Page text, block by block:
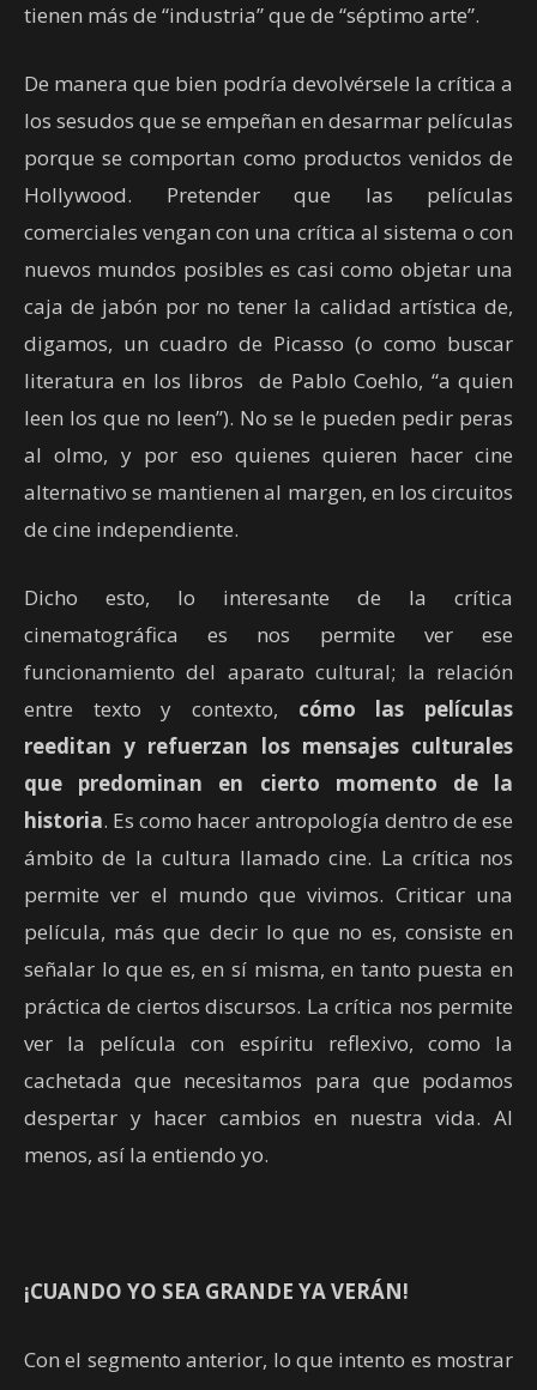
tienen más de “industria” que de “séptimo arte”.
De manera que bien podría devolvérsele la crítica a
los sesudos que se empeñan en desarmar películas
porque se comportan como productos venidos de
Hollywood. Pretender que las películas
comerciales vengan con una crítica al sistema o con
nuevos mundos posibles es casi como objetar una
caja de jabón por no tener la calidad artística de,
digamos, un cuadro de Picasso (o como buscar
literatura en los libros de Pablo Coehlo, “a quien
leen los que no leen”). No se le pueden pedir peras
al olmo, y por eso quienes quieren hacer cine
alternativo se mantienen al margen, en los circuitos
de cine independiente.
Dicho esto, lo interesante de la crítica
cinematográfica es nos permite ver ese
funcionamiento del aparato cultural; la relación
entre texto y contexto, cómo las películas
reeditan y refuerzan los mensajes culturales
que predominan en cierto momento de la
historia. Es como hacer antropología dentro de ese
ámbito de la cultura llamado cine. La crítica nos
permite ver el mundo que vivimos. Criticar una
película, más que decir lo que no es, consiste en
señalar lo que es, en sí misma, en tanto puesta en
práctica de ciertos discursos. La crítica nos permite
ver la película con espíritu reflexivo, como la
cachetada que necesitamos para que podamos
despertar y hacer cambios en nuestra vida. Al
menos, así la entiendo yo.
¡CUANDO YO SEA GRANDE YA VERÁN!
Con el segmento anterior, lo que intento es mostrar